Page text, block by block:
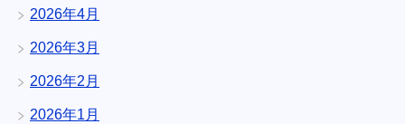
2026年4月
2026年3月
2026年2月
2026年1月